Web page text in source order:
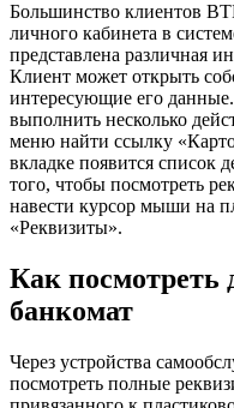
Большинство клиентов
личного кабинета в
представлена различная
Клиент может открыть
интересующие его
выполнить несколько
меню найти ссылку
вкладке появится список
того, чтобы посмотреть
навести курсор мыши на
«Реквизиты».
Как посмотреть
банкомат
Через устройства
посмотреть полные